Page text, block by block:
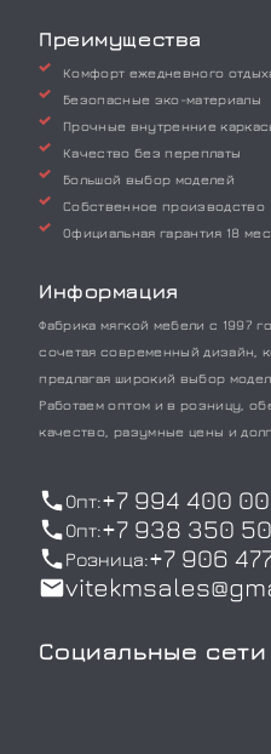
Опт:+7 994 400
Опт:+7 938 350
Розница:+7 906
Социальные сети
Преимущества
Комфорт ежедневного
Безопасные эко-материалы
Прочные внутренние
Качество без переплаты
Большой выбор моделей
Собственное производство
Официальная гарантия 18
Информация
Фабрика мягкой мебели с 1997
сочетая современный дизайн,
предлагая широкий выбор
Работаем оптом и в розницу,
качество, разумные цены и